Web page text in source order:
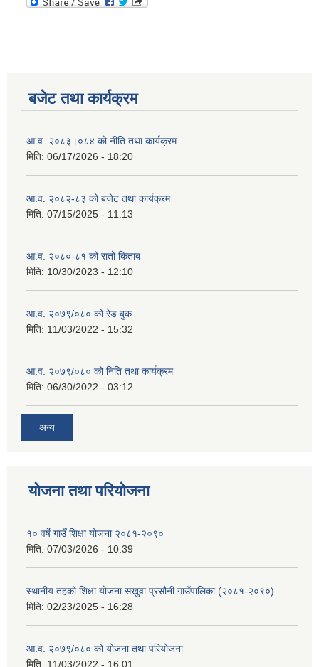
बजेट तथा कार्यक्रम
आ.व. २०८३।०८४ को नीति तथा कार्यक्रम
मिति: 06/17/2026 - 18:20
आ.व. २०८२-८३ को बजेट तथा कार्यक्रम
मिति: 07/15/2025 - 11:13
आ.व. २०८०-८१ को रातो किताब
मिति: 10/30/2023 - 12:10
आ.व. २०७९/०८० को रेड बुक
मिति: 11/03/2022 - 15:32
आ.व. २०७९/०८० को निति तथा कार्यक्रम
मिति: 06/30/2022 - 03:12
अन्य
योजना तथा परियोजना
१० वर्षे गाउँ शिक्षा योजना २०८१-२०९०
मिति: 07/03/2026 - 10:39
स्थानीय तहको शिक्षा योजना सखुवा प्रसौनी गाउँपालिका (२०८१-२०९०)
मिति: 02/23/2025 - 16:28
आ.व. २०७९/०८० को योजना तथा परियोजना
मिति: 11/03/2022 - 16:01